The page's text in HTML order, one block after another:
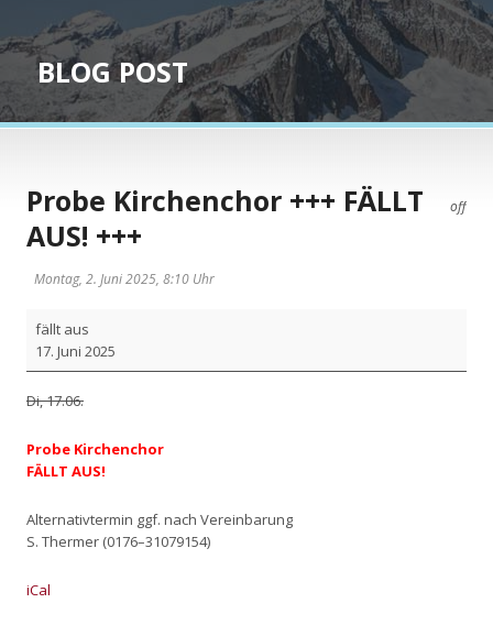
BLOG POST
off
Probe Kirchenchor +++ FÄLLT
AUS! +++
Montag, 2. Juni 2025, 8:10 Uhr
Pro­
be
Kir­
chor
FÄLLT
AUS!
fällt aus
17. Juni 2025
Di, 17.06.
Pro­be Kir­chen­chor
FÄLLT AUS!
Alter­na­tiv­ter­min ggf. nach Ver­ein­ba­rung
S. Ther­mer (0176–31079154)
iCal